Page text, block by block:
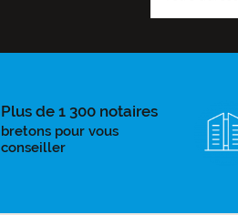
Plus de 1 300 notaires
bretons pour vous
conseiller